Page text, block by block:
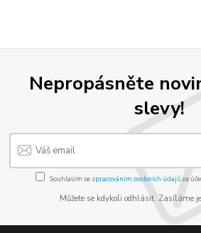
Nepropásněte
slevy!
Souhlasím se zpracováním osobních údajůza
Můžete se kdykoli odhlásit. Zasíláme